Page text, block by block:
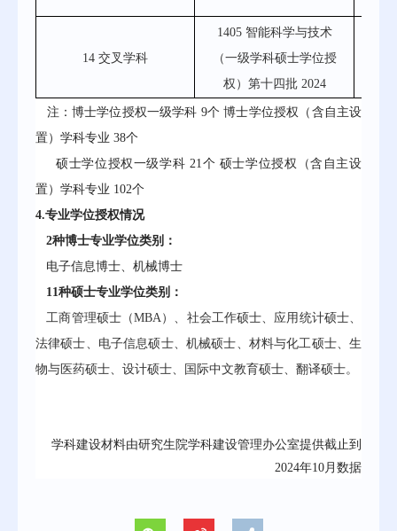
14 交叉学科
1405 智能科学与技术
（一级学科硕士学位授
权）第十四批 2024
注：博士学位授权一级学科 9个博士学位授权（含自主设
置）学科专业 38个
硕士学位授权一级学科 21 个 硕士学位授权（含自主设
置）学科专业 102个
4.专业学位授权情况
2种博士专业学位类别：
电子信息博士 、机械博士
11种硕士专业学位类别：
工商管理硕士（MBA）、社会工作硕士、应用统计硕士、
法律硕士、电子信息硕士、机械硕士、材料与化工硕士、生
物与医药硕士、设计硕士、国际中文教育硕士、翻译硕士。
学科建设材料由研究生院学科建设管理办公室提供截止到
2024年10月数据